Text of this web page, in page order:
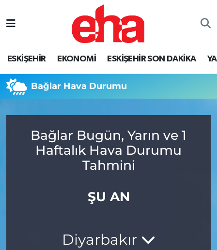
ESKİŞEHİR EKONOMİ ESKİŞEHİR SON DAKİKA
Bağlar Hava Durumu
Bağlar Bugün, Yarın ve 1
Haftalık Hava Durumu
Tahmini
ŞU AN
Diyarbakır